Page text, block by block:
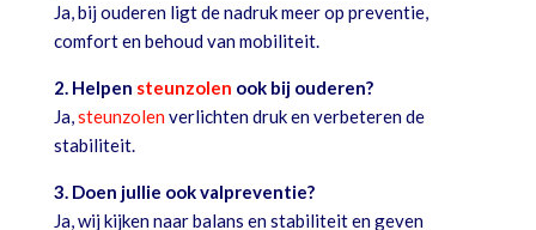
Ja, bij ouderen ligt de nadruk meer op preventie,
comfort en behoud van mobiliteit.
2. Helpen steunzolen ook bij ouderen?
Ja,steunzolenverlichten druk en verbeteren de
stabiliteit.
3. Doen jullie ook valpreventie?
Ja, wij kijken naar balans en stabiliteit en geven